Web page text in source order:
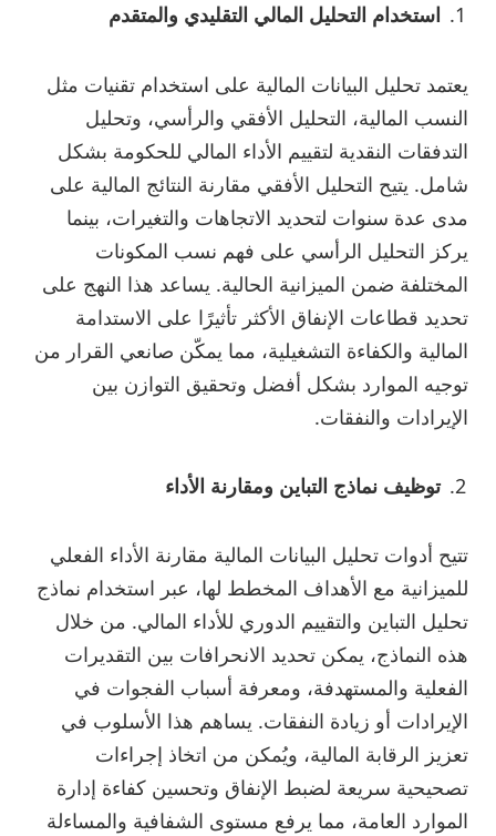
استخدام التحليل المالي التقليدي والمتقدم
يعتمد تحليل البيانات المالية على استخدام تقنيات مثل
النسب المالية، التحليل الأفقي والرأسي، وتحليل
التدفقات النقدية لتقييم الأداء المالي للحكومة بشكل
شامل. يتيح التحليل الأفقي مقارنة النتائج المالية على
مدى عدة سنوات لتحديد الاتجاهات والتغيرات، بينما
يركز التحليل الرأسي على فهم نسب المكونات
المختلفة ضمن الميزانية الحالية. يساعد هذا النهج على
تحديد قطاعات الإنفاق الأكثر تأثيرًا على الاستدامة
المالية والكفاءة التشغيلية، مما يمكّن صانعي القرار من
توجيه الموارد بشكل أفضل وتحقيق التوازن بين
الإيرادات والنفقات.
توظيف نماذج التباين ومقارنة الأداء
تتيح أدوات تحليل البيانات المالية مقارنة الأداء الفعلي
للميزانية مع الأهداف المخطط لها، عبر استخدام نماذج
تحليل التباين والتقييم الدوري للأداء المالي. من خلال
هذه النماذج، يمكن تحديد الانحرافات بين التقديرات
الفعلية والمستهدفة، ومعرفة أسباب الفجوات في
الإيرادات أو زيادة النفقات. يساهم هذا الأسلوب في
تعزيز الرقابة المالية، ويُمكن من اتخاذ إجراءات
تصحيحية سريعة لضبط الإنفاق وتحسين كفاءة إدارة
الموارد العامة، مما يرفع مستوى الشفافية والمساءلة